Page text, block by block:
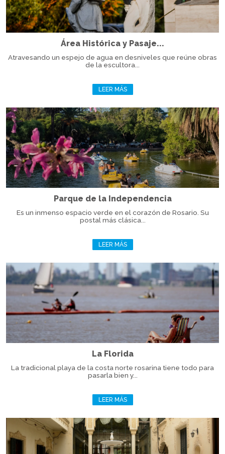
Área Histórica y Pasaje...
Atravesando un espejo de agua en desniveles que reúne obras
de la escultora...
LEER MÁS
Parque de la Independencia
Es un inmenso espacio verde en el corazón de Rosario. Su
postal más clásica...
LEER MÁS
La Florida
La tradicional playa de la costa norte rosarina tiene todo para
pasarla bien y...
LEER MÁS